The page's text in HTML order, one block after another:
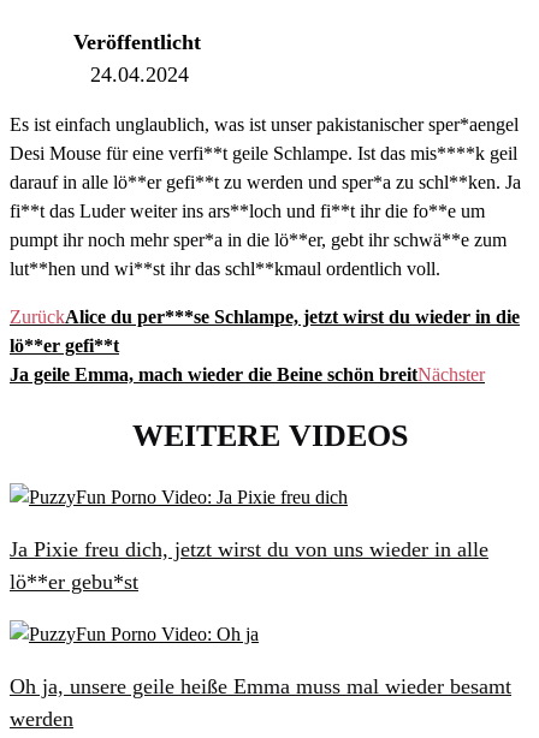
Veröffentlicht
24.04.2024
Es ist einfach unglaublich, was ist unser pakistanischer sper*aengel
Desi Mouse für eine verfi**t geile Schlampe. Ist das mis****k geil
darauf in alle lö**er gefi**t zu werden und sper*a zu schl**ken. Ja
fi**t das Luder weiter ins ars**loch und fi**t ihr die fo**e um
pumpt ihr noch mehr sper*a in die lö**er, gebt ihr schwä**e zum
lut**hen und wi**st ihr das schl**kmaul ordentlich voll.
ZurückAlice du per***se Schlampe, jetzt wirst du wieder in die
lö**er gefi**t
Ja geile Emma, mach wieder die Beine schön breitNächster
WEITERE VIDEOS
Ja Pixie freu dich, jetzt wirst du von uns wieder in alle
lö**er gebu*st
Oh ja, unsere geile heiße Emma muss mal wieder besamt
werden